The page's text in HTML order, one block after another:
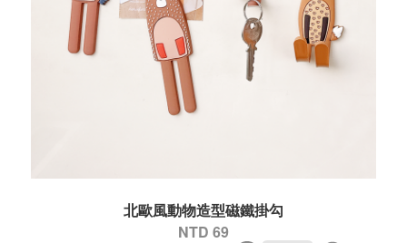
北歐風動物造型磁鐵掛勾
NTD 69